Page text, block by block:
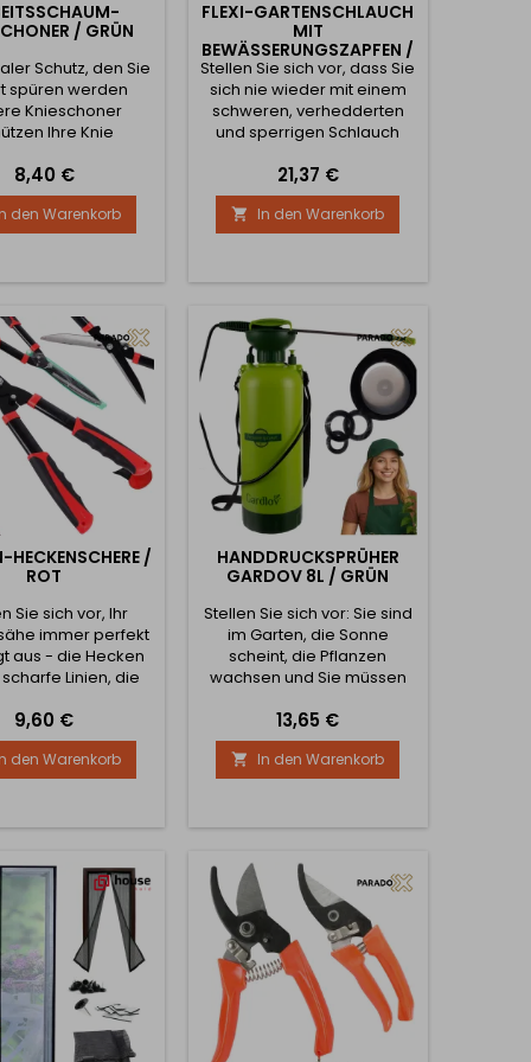
/ GRÜN
Schutz, den Sie
spüren werden
Knieschoner
Ihre Knie
Verletzungen,
und
Der dicke,
Schaumstoff
Druck - keine
auf harten
2. Komfort,
nicht einschränkt
Die...
Preis
8,40 €
den Warenkorb
FLEXI-GARTENSCHLAUCH
MIT
BEWÄSSERUNGSZAPFEN /
BLAU
Stellen Sie sich vor, dass Sie
sich nie wieder mit einem
schweren, verhedderten
und sperrigen Schlauch
Vergessen Sie das endlose
Entwirren, die Knoten und
den Schlauchstapel, der
Ihre halbe Garage
Gartenschlauch erhalten
Bewässerungserlebnis, das
Ihnen Zeit, Energie und
Nerven spart...
Preis
21,37 €
 In den Warenkorb
HECKENSCHERE /
ROT
Sie sich vor, Ihr
immer perfekt
aus - die Hecken
Linien, die
und jeder Blick auf
zaubert Ihnen ein
ins Gesicht. Genau
Ergebnis erhalten
in
die keine
zwischen
Komfort und...
Preis
9,60 €
den Warenkorb
HANDDRUCKSPRÜHER
GARDOV 8L / GRÜN
Stellen Sie sich vor: Sie sind
im Garten, die Sonne
scheint, die Pflanzen
wachsen und Sie müssen
bequem Ihre Blumenbeete,
Gewächshäuser oder
Obstbäume besprühen.
Kein Herumschleppen
kein häufiges Nachfüllen,
zwischen Reichweite und
Komfort. 1. Maximale
Kapazität - minimaler
Aufwand...
Preis
13,65 €
 In den Warenkorb